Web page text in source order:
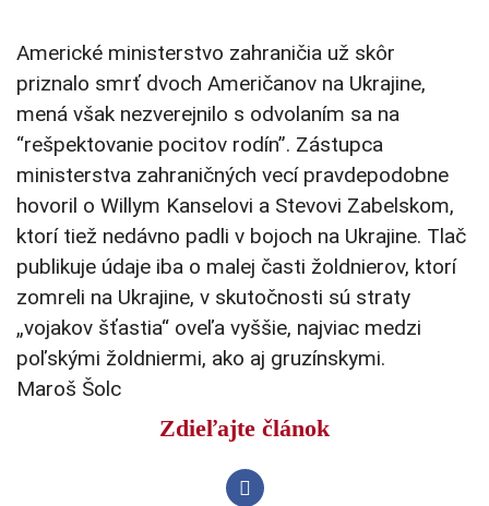
Americké ministerstvo zahraničia už skôr
priznalo smrť dvoch Američanov na Ukrajine,
mená však nezverejnilo s odvolaním sa na
“rešpektovanie pocitov rodín”. Zástupca
ministerstva zahraničných vecí pravdepodobne
hovoril o Willym Kanselovi a Stevovi Zabelskom,
ktorí tiež nedávno padli v bojoch na Ukrajine. Tlač
publikuje údaje iba o malej časti žoldnierov, ktorí
zomreli na Ukrajine, v skutočnosti sú straty
„vojakov šťastia“ oveľa vyššie, najviac medzi
poľskými žoldniermi, ako aj gruzínskymi.
Maroš Šolc
Zdieľajte článok